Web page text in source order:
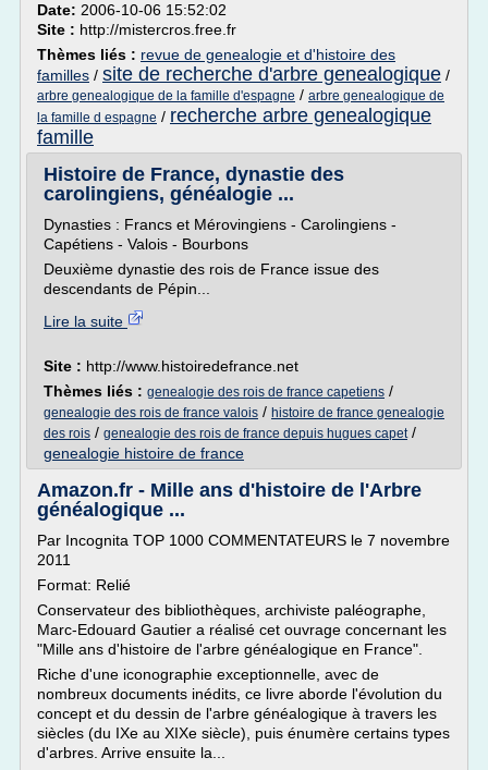
Date: 2006-10-06 15:52:02
Site : http://mistercros.free.fr
Thèmes liés : revue de genealogie et d'histoire des
familles / site de recherche d'arbre genealogique /
arbre genealogique de la famille d'espagne / arbre genealogique de
la famille d espagne / recherche arbre genealogique
famille
Histoire de France, dynastie des
carolingiens, généalogie ...
Dynasties : Francs et Mérovingiens - Carolingiens -
Capétiens - Valois - Bourbons
Deuxième dynastie des rois de France issue des
descendants de Pépin...
Lire la suite
Site : http://www.histoiredefrance.net
Thèmes liés : genealogie des rois de france capetiens /
genealogie des rois de france valois / histoire de france genealogie
des rois / genealogie des rois de france depuis hugues capet/
genealogie histoire de france
Amazon.fr - Mille ans d'histoire de l'Arbre
généalogique ...
Par Incognita TOP 1000 COMMENTATEURS le 7 novembre
2011
Format: Relié
Conservateur des bibliothèques, archiviste paléographe,
Marc-Edouard Gautier a réalisé cet ouvrage concernant les
"Mille ans d'histoire de l'arbre généalogique en France".
Riche d'une iconographie exceptionnelle, avec de
nombreux documents inédits, ce livre aborde l'évolution du
concept et du dessin de l'arbre généalogique à travers les
siècles (du IXe au XIXe siècle), puis énumère certains types
d'arbres. Arrive ensuite la...